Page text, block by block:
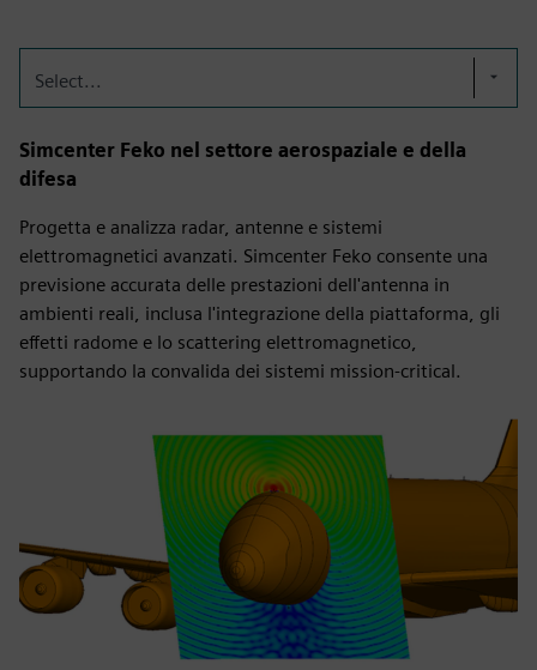
Select...
Simcenter Feko nel settore aerospaziale e della
difesa
Progetta e analizza radar, antenne e sistemi
elettromagnetici avanzati. Simcenter Feko consente una
previsione accurata delle prestazioni dell'antenna in
ambienti reali, inclusa l'integrazione della piattaforma, gli
effetti radome e lo scattering elettromagnetico,
supportando la convalida dei sistemi mission-critical.